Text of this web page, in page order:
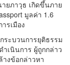
ยภาวุธ เกิดขึ้นภาย
มูลค่า 1.6
รเมือง
ระบวนการยุติธรรม
เนินการ ผู้ถูกกล่าว
งข้อกล่าวหา